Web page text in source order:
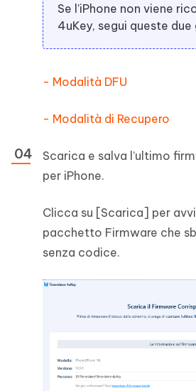
Se l’iPhone non viene
4uKey, segui queste due
- Modalità DFU
- Modalità di Recupero
Scarica e salva l’ultimo
per iPhone.
Clicca su [Scarica] per
pacchetto Firmware che
senza codice.